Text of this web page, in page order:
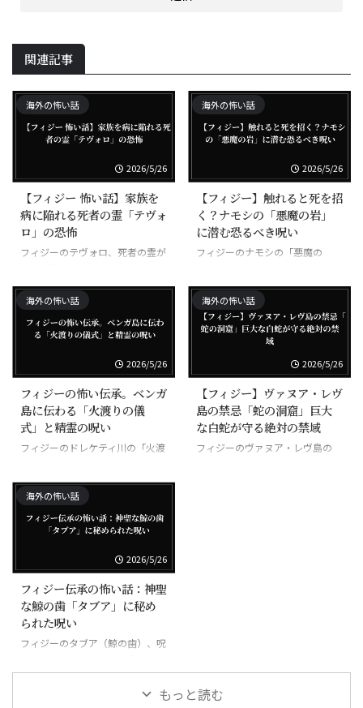
関連記事
海外の怖い話
2026/5/26
【フィジー 怖い話】家族を
病に陥れる死者の霊「テヴォ
ロ」の恐怖
フィジーのテヴォロ、死者の霊が
海外の怖い話
2026/5/26
【フィジー】触れると死を招
く？ナモシの「悪魔の岩」
に潜む恐るべき呪い
フィジーのナモシの「悪魔の
る呪われた岩
海外の怖い話
2026/5/26
フィジーの怖い伝承。ベンガ
島に伝わる「火渡りの儀
式」と精霊の呪い
フィジーのドレケティ川の「火渡
く超自然の力
海外の怖い話
2026/5/26
【フィジー】ヴァヌア・レヴ
島の禁忌「蛇の洞窟」巨大
な白蛇が守る絶対の禁域
フィジーのヴァヌア・レヴ島の
海外の怖い話
2026/5/26
フィジー伝承の怖い話：神聖
な鯨の歯「タブア」に秘め
られた呪い
フィジーのタブア（鯨の歯）、呪
もっと読む